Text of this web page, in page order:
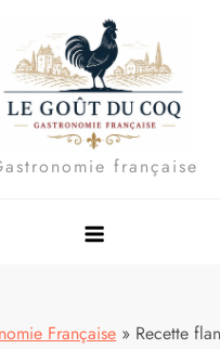
française
Française » Recette